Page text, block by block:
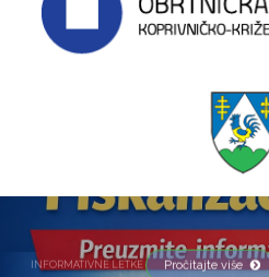
HOK PRIPREMIO KORISNE MATERIJALE ZA
INFORMATIVNE LETKE
Pročitajte više